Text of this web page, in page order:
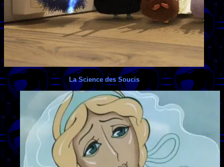
La Science des Soucis